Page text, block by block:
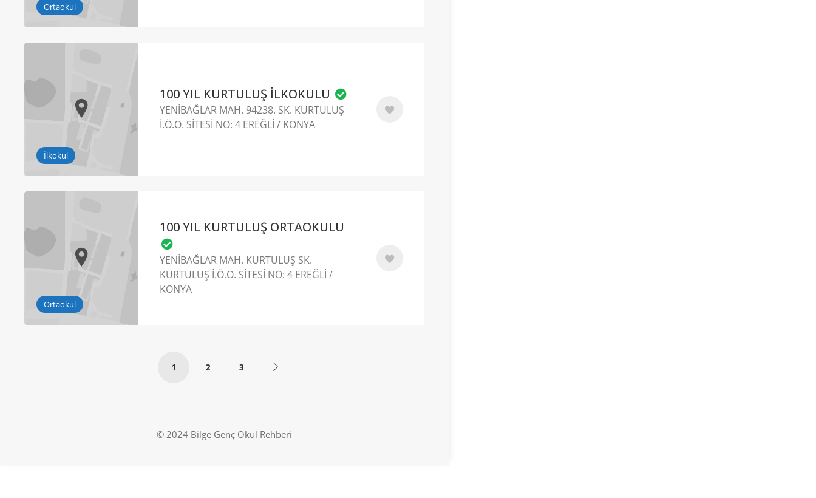
Ortaokul
İlkokul
100 YIL KURTULUŞ İLKOKULU
YENİBAĞLAR MAH. 94238. SK. KURTULUŞ
İ.Ö.O. SİTESİ NO: 4 EREĞLİ / KONYA
Ortaokul
100 YIL KURTULUŞ ORTAOKULU
YENİBAĞLAR MAH. KURTULUŞ SK.
KURTULUŞ İ.Ö.O. SİTESİ NO: 4 EREĞLİ /
KONYA
1 2 3
© 2024 Bilge Genç Okul Rehberi